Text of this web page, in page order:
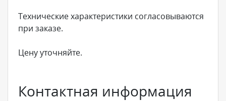
Технические характеристики согласовываются
при заказе.
Цену уточняйте.
Контактная информация